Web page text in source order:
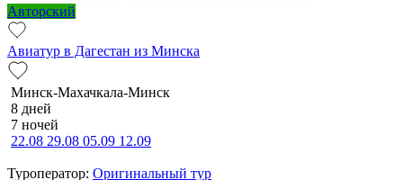
Авторский
Авиатур в Дагестан из Минска
Минск-Махачкала-Минск
8 дней
7 ночей
22.08 29.08 05.09 12.09
Туроператор: Оригинальный тур